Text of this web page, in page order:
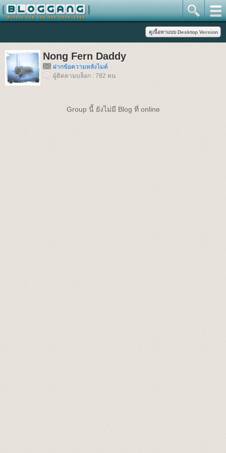
Nong Fern Daddy
ฝากข้อความหลังไมค์
ผู้ติดตามบล็อก : 782 คน
Group นี้ ยังไม่มี Blog ที่ online